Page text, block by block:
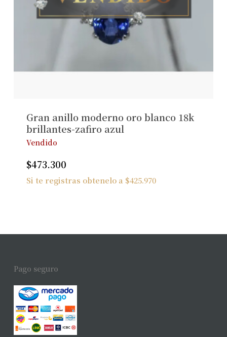
Gran anillo moderno oro blanco 18k
brillantes-zafiro azul
Vendido
$473.300
Si te registras obtenelo a $425.970
Pago seguro